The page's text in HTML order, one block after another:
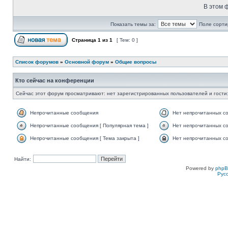
В этом
Показать темы за: Поле
Страница 1 из 1 [ Тем: 0 ]
Список форумов » Основной форум » Общие вопросы
Кто сейчас на конференции
Сейчас этот форум просматривают: нет зарегистрированных пользователей и
Непрочитанные сообщения Нет непрочитанных
Непрочитанные сообщения [ Популярная тема ] Нет непрочитанных
Непрочитанные сообщения [ Тема закрыта ] Нет непрочитанных
Найти:
Powered by